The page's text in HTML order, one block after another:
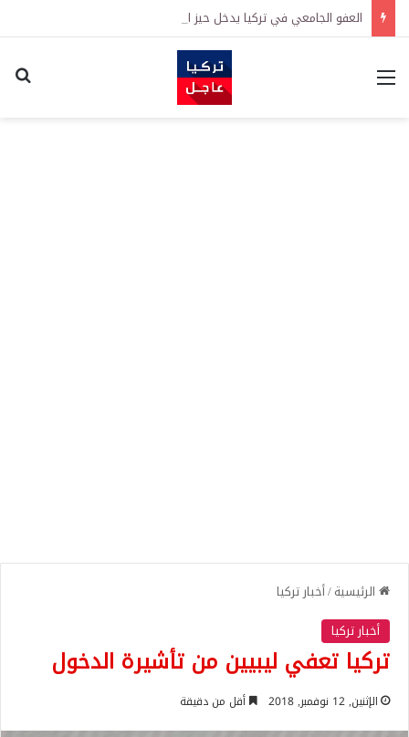
العفو الجامعي في تركيا يدخل حيز التنفيذ رسمياً
القائمة
الرئيسية/أخبار تركيا
أخبار تركيا
تركيا تعفي ليبيين من تأشيرة الدخول
الإثنين, 12 نوفمبر, 2018 أقل من دقيقة